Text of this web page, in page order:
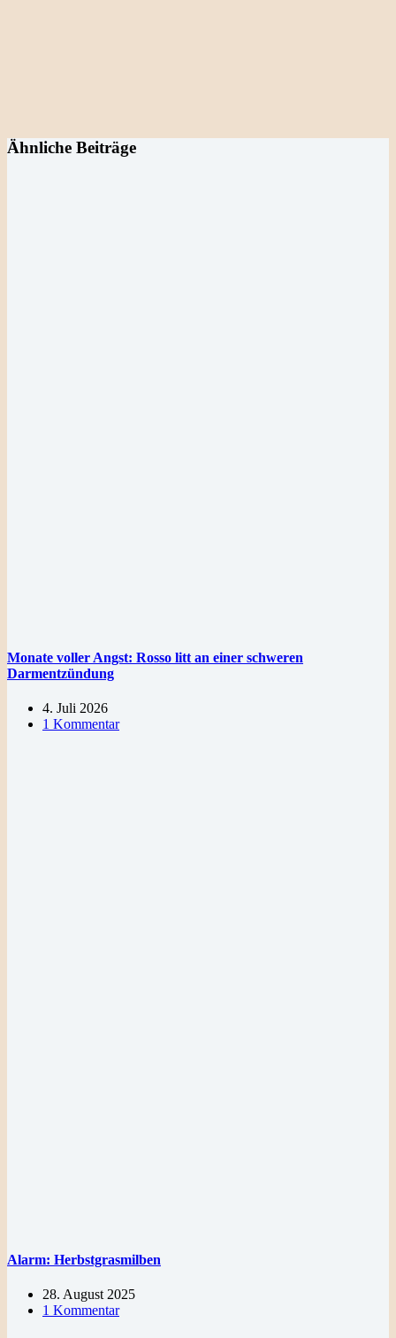
Ähnliche Beiträge
Monate voller Angst: Rosso litt an einer schweren
Darmentzündung
4. Juli 2026
1 Kommentar
Alarm: Herbstgrasmilben
28. August 2025
1 Kommentar